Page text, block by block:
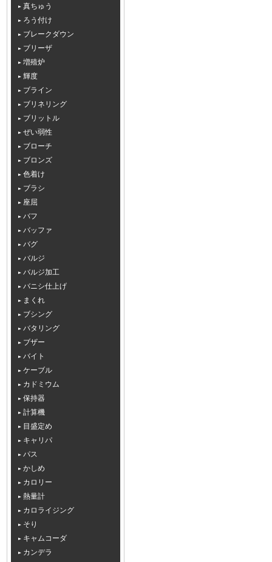
真ちゅう
ろう付け
ブレークダウン
ブリーザ
増殖炉
輝度
ブライン
ブリネリング
ブリットル
ぜい弱性
ブローチ
ブロンズ
色着け
ブラシ
座屈
バフ
バッファ
バグ
バルジ
バルジ加工
バニシ仕上げ
まくれ
ブシング
バタリング
ブザー
バイト
ケーブル
カドミウム
保持器
計算機
目盛定め
キャリパ
パス
かしめ
カロリー
熱量計
カロライジング
そり
キャムコーダ
カンデラ